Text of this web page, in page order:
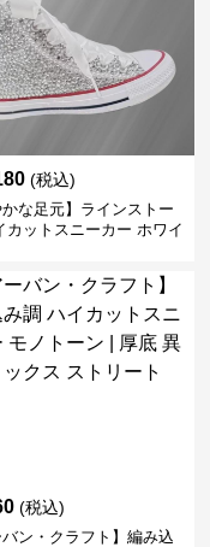
(税込)
かな足元】ラインストー
カットスニーカー ホワイ
(税込)
バン・クラフト】編み込